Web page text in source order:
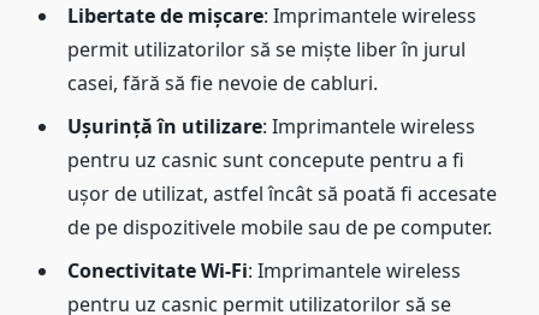
Libertate de mișcare: Imprimantele wireless
permit utilizatorilor să se miște liber în jurul
casei, fără să fie nevoie de cabluri.
Ușurință în utilizare: Imprimantele wireless
pentru uz casnic sunt concepute pentru a fi
ușor de utilizat, astfel încât să poată fi accesate
de pe dispozitivele mobile sau de pe computer.
Conectivitate Wi-Fi: Imprimantele wireless
pentru uz casnic permit utilizatorilor să se